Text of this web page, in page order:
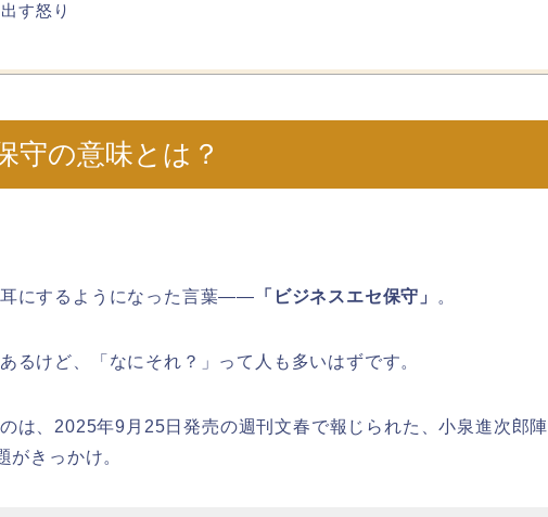
す怒り
守の意味とは？
にするようになった言葉―― 「ビジネスエセ保守」 。
るけど、「なにそれ？」って人も多いはずです。
は、2025年9月25日発売の週刊文春で報じられた、小泉進次郎陣
がきっかけ。